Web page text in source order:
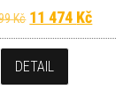
989 Kč.
Kč Původní cena
11 474 Kč
DETAIL